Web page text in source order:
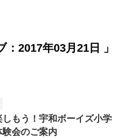
：2017年03月21日 」
しもう！宇和ボーイズ小学
会のご案内